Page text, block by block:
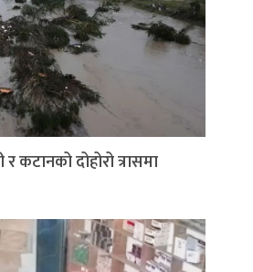
कटानको दोहोरो त्रासमा